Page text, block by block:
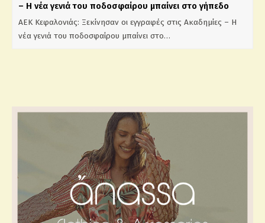
– Η νέα γενιά του ποδοσφαίρου μπαίνει στο γήπεδο
ΑΕΚ Κεφαλονιάς: Ξεκίνησαν οι εγγραφές στις Ακαδημίες – Η
νέα γενιά του ποδοσφαίρου μπαίνει στο…